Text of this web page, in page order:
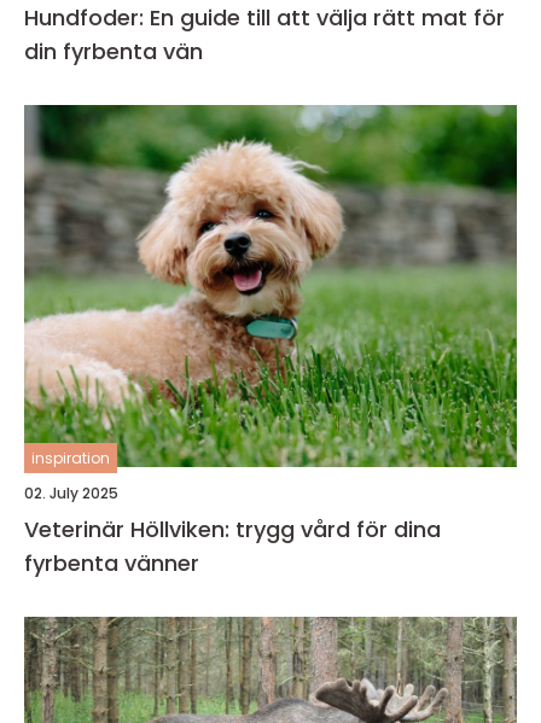
Hundfoder: En guide till att välja rätt mat för
din fyrbenta vän
inspiration
02. July 2025
Veterinär Höllviken: trygg vård för dina
fyrbenta vänner